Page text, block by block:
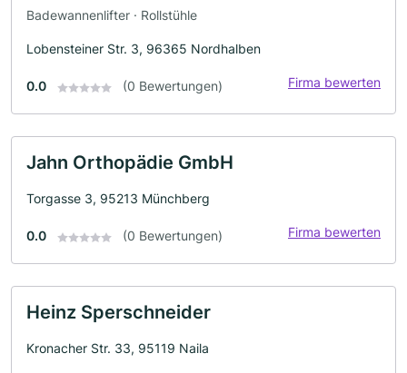
Badewannenlifter · Rollstühle
Lobensteiner Str. 3, 96365 Nordhalben
0.0 (0 Bewertungen) Firma bewerten
Jahn Orthopädie GmbH
Torgasse 3, 95213 Münchberg
0.0 (0 Bewertungen) Firma bewerten
Heinz Sperschneider
Kronacher Str. 33, 95119 Naila